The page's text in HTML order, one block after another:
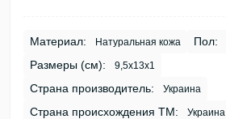
Материал: Натуральная кожа Пол:
Размеры (см): 9,5х13х1
Страна производитель: Украина
Страна происхождения ТМ: Украина